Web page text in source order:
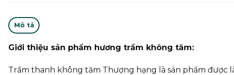
Mô tả
Giới thiệu sản phẩm hương trầm không tăm:
Trầm thanh không tăm Thượng hạng là sản phẩm được